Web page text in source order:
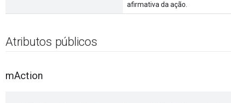
afirmativa da ação.
Atributos públicos
mAction